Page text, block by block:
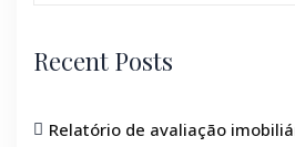
Recent Posts
Relatório de avaliação